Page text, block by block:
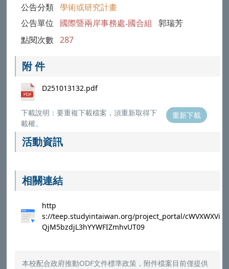
公告分類 學術或研究計畫
公告單位 國際暨兩岸事務處-國合組 郭瑞芳
點閱次數 287
附 件
D251013132.pdf
下載說明：要重複下載檔案，須重新取得下
載權。
重新下載
活動資訊
相關連結
http
s://teep.studyintaiwan.org/project_portal/cWVXWXVi
QjM5bzdjL3hYYWFIZmhvUT09
本校配合政府推動ODF文件標準政策，附件檔案目前僅提供